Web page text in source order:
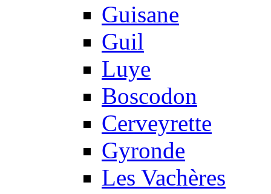
Guisane
Guil
Luye
Boscodon
Cerveyrette
Gyronde
Les Vachères